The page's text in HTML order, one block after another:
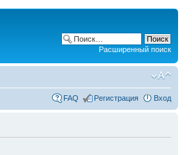
Расширенный поиск
FAQ Регистрация Вход